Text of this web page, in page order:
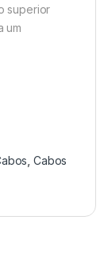
superior
um
,Cabos